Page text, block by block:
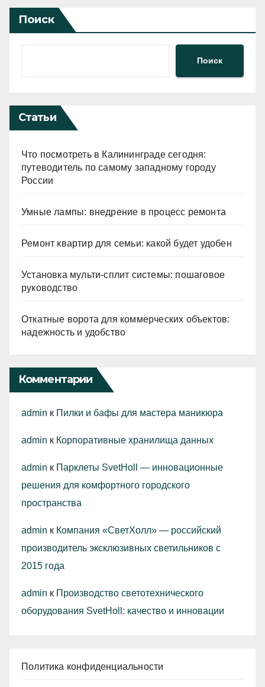
Поиск
Поиск
Статьи
Что посмотреть в Калининграде сегодня:
путеводитель по самому западному городу
России
Умные лампы: внедрение в процесс ремонта
Ремонт квартир для семьи: какой будет удобен
Установка мульти-сплит системы: пошаговое
руководство
Откатные ворота для коммерческих объектов:
надежность и удобство
Комментарии
admin к Пилки и бафы для мастера маникюра
admin к Корпоративные хранилища данных
admin к Парклеты SvetHoll — инновационные
решения для комфортного городского
пространства
admin к Компания «СветХолл» — российский
производитель эксклюзивных светильников с
2015 года
admin к Производство светотехнического
оборудования SvetHoll: качество и инновации
Политика конфиденциальности